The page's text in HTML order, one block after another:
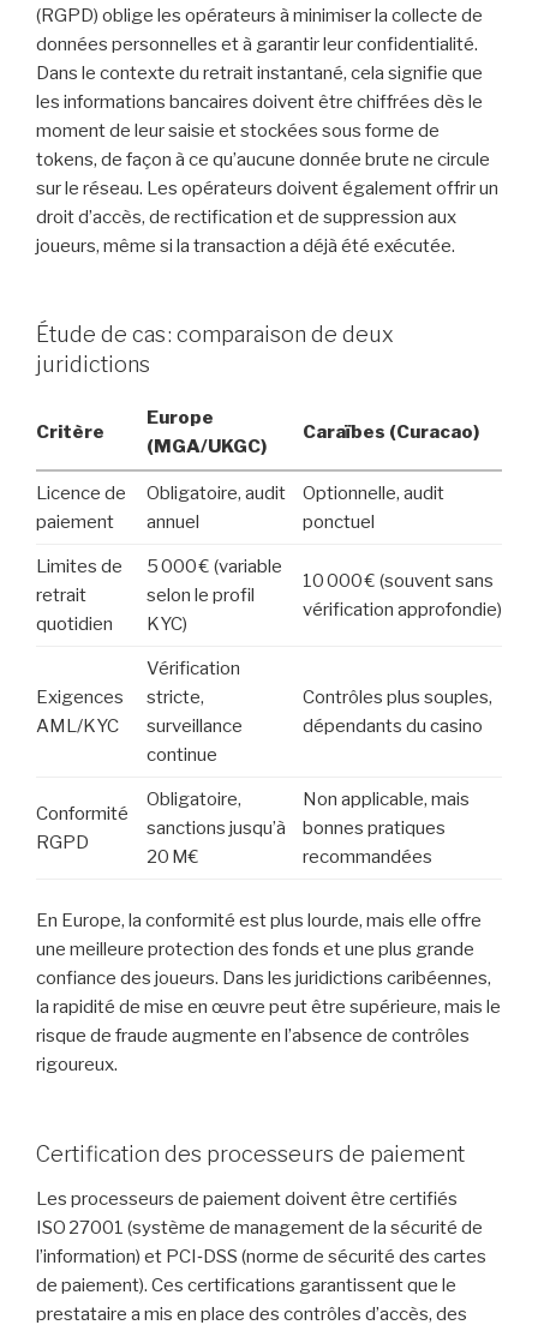
(RGPD) oblige les opérateurs à minimiser la collecte de
données personnelles et à garantir leur confidentialité.
Dans le contexte du retrait instantané, cela signifie que
les informations bancaires doivent être chiffrées dès le
moment de leur saisie et stockées sous forme de
tokens, de façon à ce qu’aucune donnée brute ne circule
sur le réseau. Les opérateurs doivent également offrir un
droit d’accès, de rectification et de suppression aux
joueurs, même si la transaction a déjà été exécutée.
Étude de cas : comparaison de deux
juridictions
Critère
Europe
(MGA/UKGC)
Caraïbes (Curacao)
Licence de
paiement
Obligatoire, audit
annuel
Optionnelle, audit
ponctuel
Limites de
retrait
quotidien
5 000 € (variable
selon le profil
KYC)
10 000 € (souvent sans
vérification approfondie)
Exigences
AML/KYC
Vérification
stricte,
surveillance
continue
Contrôles plus souples,
dépendants du casino
Conformité
RGPD
Obligatoire,
sanctions jusqu’à
20 M€
Non applicable, mais
bonnes pratiques
recommandées
En Europe, la conformité est plus lourde, mais elle offre
une meilleure protection des fonds et une plus grande
confiance des joueurs. Dans les juridictions caribéennes,
la rapidité de mise en œuvre peut être supérieure, mais le
risque de fraude augmente en l’absence de contrôles
rigoureux.
Certification des processeurs de paiement
Les processeurs de paiement doivent être certifiés
ISO 27001 (système de management de la sécurité de
l’information) et PCI‑DSS (norme de sécurité des cartes
de paiement). Ces certifications garantissent que le
prestataire a mis en place des contrôles d’accès, des